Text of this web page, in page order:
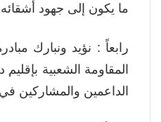
ما يكون إلى جهود
رابعاً : نؤيد ونبارك
المقاومة الشعبية
الداعمين والمشاركين